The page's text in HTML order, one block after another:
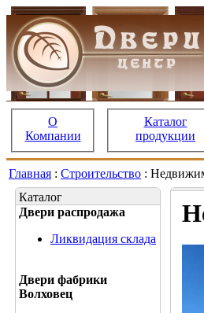
О
Компании
Каталог
продукции
Главная : Строительство :
Каталог
Двери распродажа
Ликвидация склада
Двери фабрики
Волховец